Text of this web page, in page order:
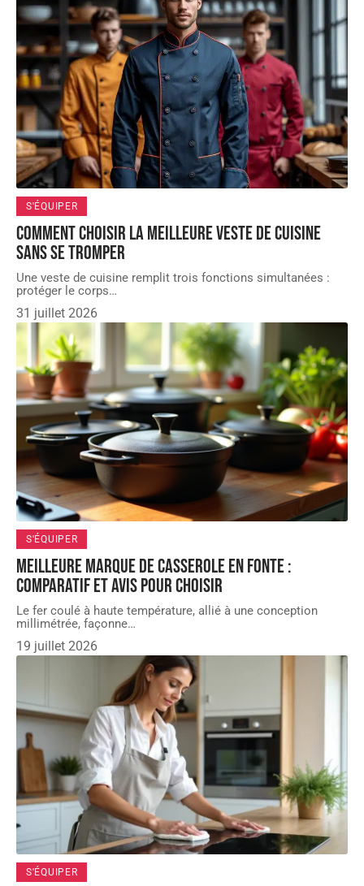
S'ÉQUIPER
Comment choisir la meilleure veste de cuisine
sans se tromper
Une veste de cuisine remplit trois fonctions simultanées :
protéger le corps…
31 juillet 2026
S'ÉQUIPER
Meilleure marque de casserole en fonte :
comparatif et avis pour choisir
Le fer coulé à haute température, allié à une conception
millimétrée, façonne…
19 juillet 2026
S'ÉQUIPER